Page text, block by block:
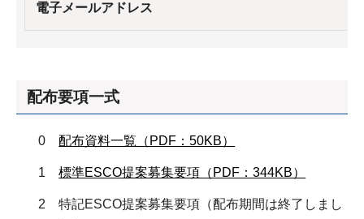
電子メールアドレス
配布要項一式
0配布資料一覧（PDF：50KB）
1標準ESCO提案募集要項（PDF：344KB）
2 特記ESCO提案募集要項（配布期間は終了しまし